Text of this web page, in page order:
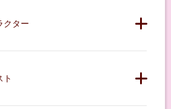
クター
ト